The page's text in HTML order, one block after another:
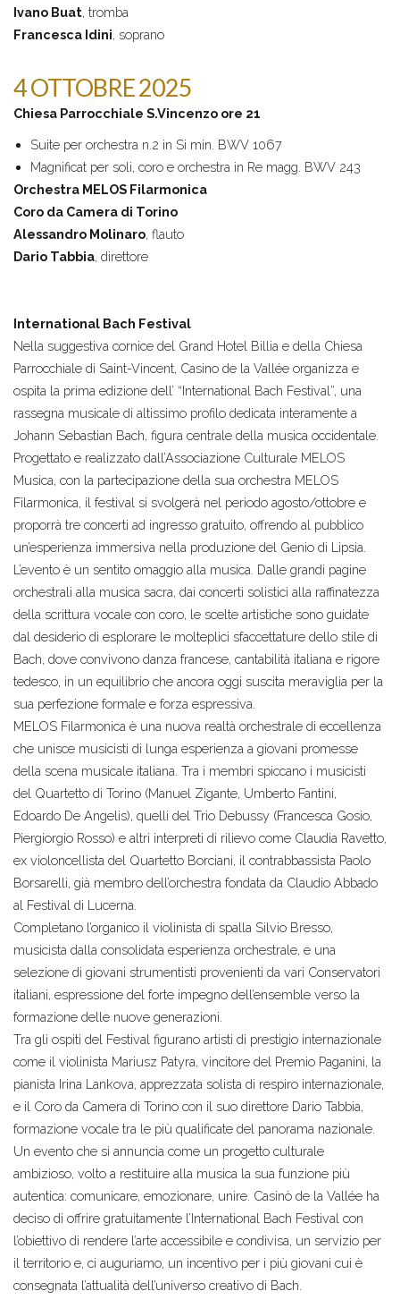
Ivano Buat, tromba
Francesca Idini, soprano
4 OTTOBRE 2025
Chiesa Parrocchiale S.Vincenzo ore 21
Suite per orchestra n.2 in Si min. BWV 1067
Magnificat per soli, coro e orchestra in Re magg. BWV 243
Orchestra MELOS Filarmonica
Coro da Camera di Torino
Alessandro Molinaro, flauto
Dario Tabbia, direttore
International Bach Festival
Nella suggestiva cornice del Grand Hotel Billia e della Chiesa
Parrocchiale di Saint-Vincent, Casino de la Vallée organizza e
ospita la prima edizione dell’ “International Bach Festival”, una
rassegna musicale di altissimo profilo dedicata interamente a
Johann Sebastian Bach, figura centrale della musica occidentale.
Progettato e realizzato dall’Associazione Culturale MELOS
Musica, con la partecipazione della sua orchestra MELOS
Filarmonica, il festival si svolgerà nel periodo agosto/ottobre e
proporrà tre concerti ad ingresso gratuito, offrendo al pubblico
un’esperienza immersiva nella produzione del Genio di Lipsia.
L’evento è un sentito omaggio alla musica. Dalle grandi pagine
orchestrali alla musica sacra, dai concerti solistici alla raffinatezza
della scrittura vocale con coro, le scelte artistiche sono guidate
dal desiderio di esplorare le molteplici sfaccettature dello stile di
Bach, dove convivono danza francese, cantabilità italiana e rigore
tedesco, in un equilibrio che ancora oggi suscita meraviglia per la
sua perfezione formale e forza espressiva.
MELOS Filarmonica è una nuova realtà orchestrale di eccellenza
che unisce musicisti di lunga esperienza a giovani promesse
della scena musicale italiana. Tra i membri spiccano i musicisti
del Quartetto di Torino (Manuel Zigante, Umberto Fantini,
Edoardo De Angelis), quelli del Trio Debussy (Francesca Gosio,
Piergiorgio Rosso) e altri interpreti di rilievo come Claudia Ravetto,
ex violoncellista del Quartetto Borciani, il contrabbassista Paolo
Borsarelli, già membro dell’orchestra fondata da Claudio Abbado
al Festival di Lucerna.
Completano l’organico il violinista di spalla Silvio Bresso,
musicista dalla consolidata esperienza orchestrale, e una
selezione di giovani strumentisti provenienti da vari Conservatori
italiani, espressione del forte impegno dell’ensemble verso la
formazione delle nuove generazioni.
Tra gli ospiti del Festival figurano artisti di prestigio internazionale
come il violinista Mariusz Patyra, vincitore del Premio Paganini, la
pianista Irina Lankova, apprezzata solista di respiro internazionale,
e il Coro da Camera di Torino con il suo direttore Dario Tabbia,
formazione vocale tra le più qualificate del panorama nazionale.
Un evento che si annuncia come un progetto culturale
ambizioso, volto a restituire alla musica la sua funzione più
autentica: comunicare, emozionare, unire. Casinò de la Vallée ha
deciso di offrire gratuitamente l’International Bach Festival con
l’obiettivo di rendere l’arte accessibile e condivisa, un servizio per
il territorio e, ci auguriamo, un incentivo per i più giovani cui è
consegnata l’attualità dell’universo creativo di Bach.